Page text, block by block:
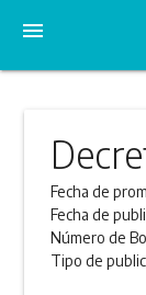
menu
Fecha de
Fecha de
Número de
Tipo de